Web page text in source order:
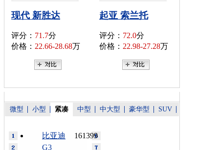
现代 新胜达
评分： 71.7分
价格： 22.66-28.68万
起亚 索兰托
评分： 72.0分
价格： 22.98-27.28万
微型 小型 紧凑 中型 中大型 豪华型 SUV
161399
比亚迪
G3